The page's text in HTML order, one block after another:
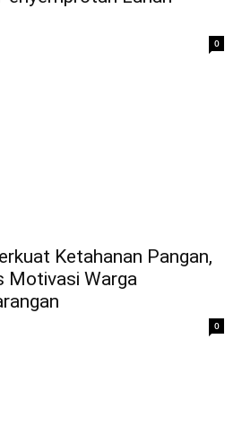
0
Ketahanan Pangan,
Motivasi Warga
0